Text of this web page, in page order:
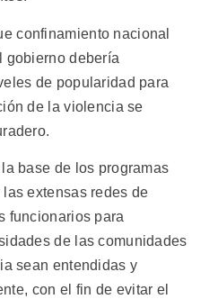
confinamiento nacional
gobierno debería
de popularidad para
de la violencia se
base de los programas
extensas redes de
funcionarios para
de las comunidades
sean entendidas y
con el fin de evitar el